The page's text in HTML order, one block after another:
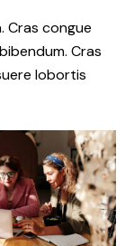
Cras congue
Cras
lobortis